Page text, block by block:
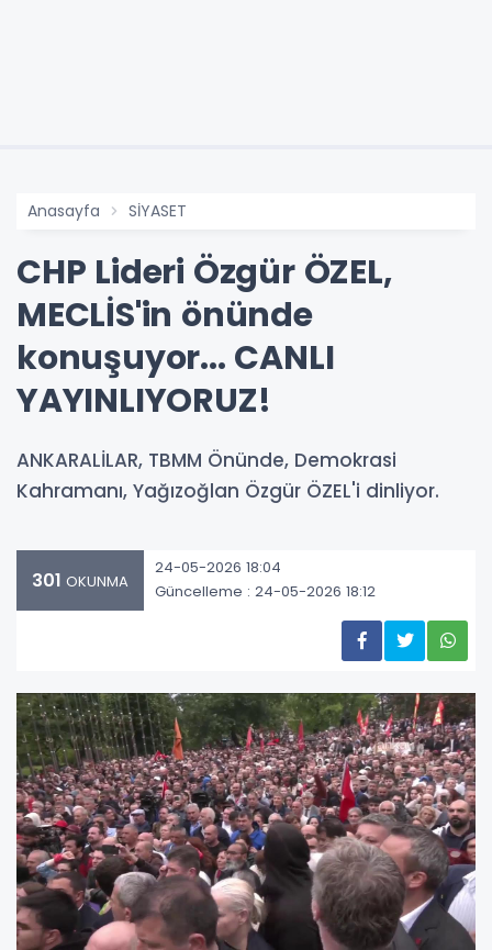
Anasayfa SİYASET
CHP Lideri Özgür ÖZEL,
MECLİS'in önünde
konuşuyor... CANLI
YAYINLIYORUZ!
ANKARALİLAR, TBMM Önünde, Demokrasi
Kahramanı, Yağızoğlan Özgür ÖZEL'i dinliyor.
301 OKUNMA
24-05-2026 18:04
Güncelleme : 24-05-2026 18:12